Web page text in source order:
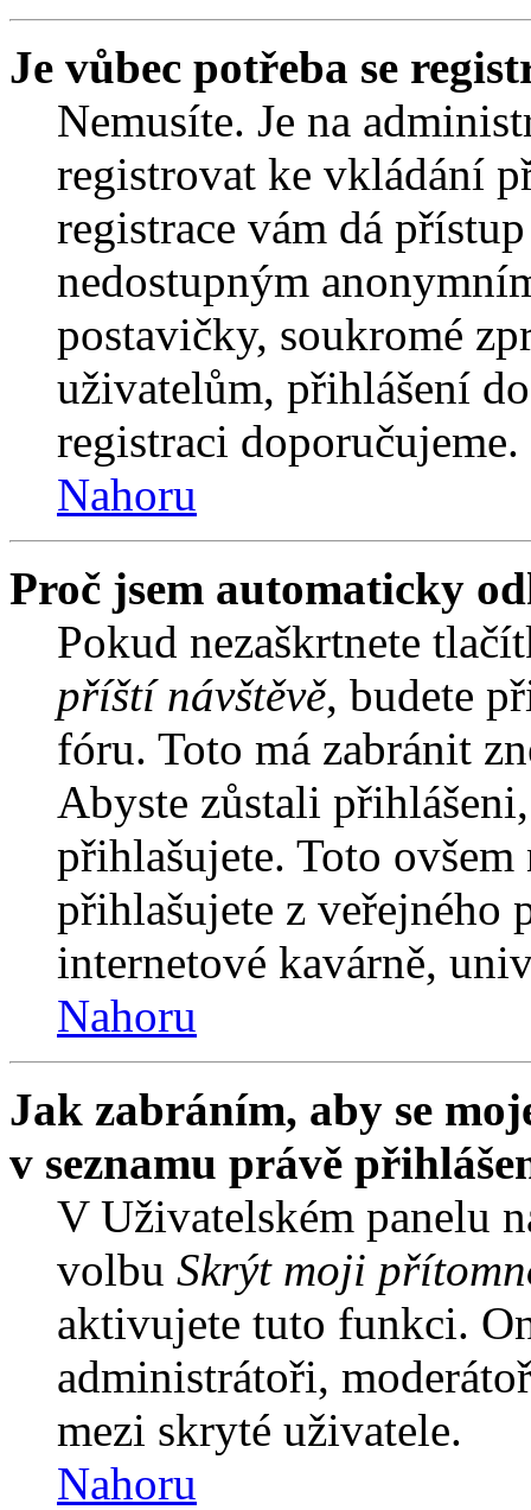
Je vůbec potřeba se
Nemusíte. Je na
registrovat ke vkládání
registrace vám dá
nedostupným
postavičky, soukromé
uživatelům, přihlášení
registraci
Nahoru
Proč jsem automaticky
Pokud nezaškrtnete
příští návštěvě, budete
fóru. Toto má zabránit
Abyste zůstali
přihlašujete. Toto
přihlašujete z veřejného
internetové kavárně,
Nahoru
Jak zabráním, aby se
v seznamu právě
V Uživatelském panelu
volbu Skrýt moji
aktivujete tuto funkci.
administrátoři,
mezi skryté uživatele.
Nahoru